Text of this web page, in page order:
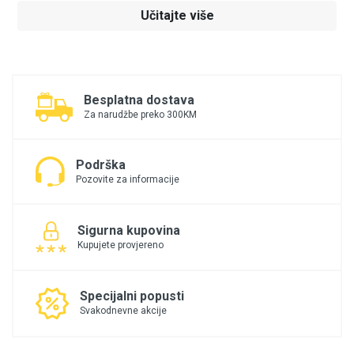
Učitajte više
Besplatna dostava
Za narudžbe preko 300KM
Podrška
Pozovite za informacije
Sigurna kupovina
Kupujete provjereno
Specijalni popusti
Svakodnevne akcije